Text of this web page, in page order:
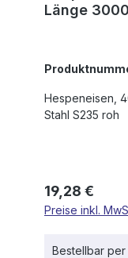
Länge
Hespeneisen,
Stahl S235 roh
Regulärer
19,28 €
Preise inkl.
Bestellbar